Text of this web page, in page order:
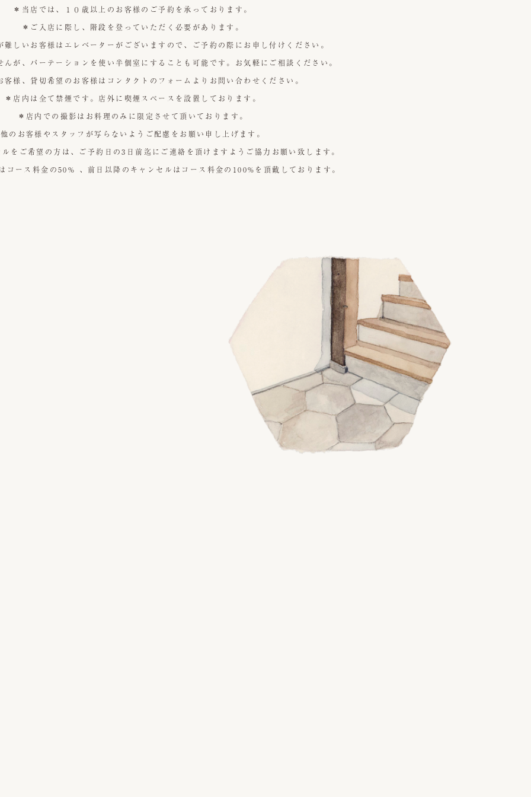
＊当店では、１０歳以上のお客様のご予約を承っております。
＊ご入店に際し、階段を登っていただく必要があります。
難しいお客様はエレベーターがございますので、ご予約の際にお申し付けください。
んが、パーテーションを使い半個室にすることも可能です。 お気軽にご相談ください。
客様、貸切希望のお客様はコンタクトのフォームよりお問い合わせください。
＊店内は全て禁煙です。店外に喫煙スペースを設置しております。
＊店内での撮影はお料理のみに限定させて頂いております。
他のお客様やスタッフが写らないようご配慮をお願い申し上げます。
をご希望の方は、ご予約日の3日前迄にご連絡を頂けますようご協力お願い致します。
コース料金の50% 、前日以降のキャンセルはコース料金の100%を頂戴しております。